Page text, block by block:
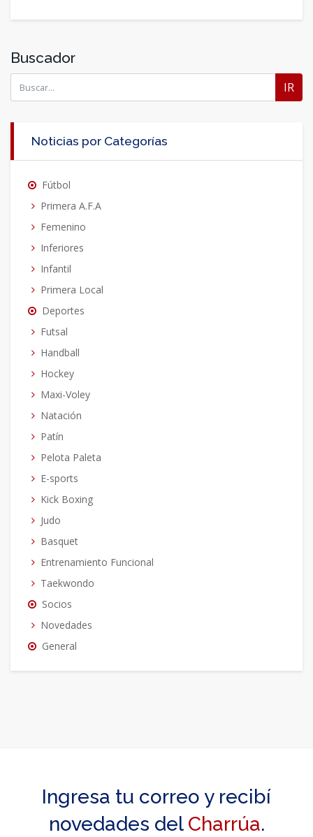
Buscador
IR
Noticias por Categorías
Fútbol
Primera A.F.A
Femenino
Inferiores
Infantil
Primera Local
Deportes
Futsal
Handball
Hockey
Maxi-Voley
Natación
Patín
Pelota Paleta
E-sports
Kick Boxing
Judo
Basquet
Entrenamiento Funcional
Taekwondo
Socios
Novedades
General
Ingresa tu correo y recibí
novedades del Charrúa.